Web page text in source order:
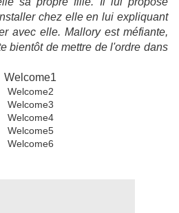
chez elle en lui expliquant
avec elle. Mallory est méfiante,
bientôt de mettre de l'ordre dans